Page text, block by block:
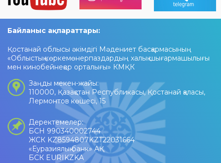
Байланыс ақпараттары:
Қостанай облысы әкімдігі Мәдениет басқармасының
«Облыстық көркемөнерпаздардың халық шығармашылығы
мен кинобейнеқор орталығы» КМҚК
Заңды мекен-жайы:
110000, Қазақстан Республикасы, Қостанай қаласы,
Лермонтов көшесі, 15
Деректемелер:
БСН 990340002744
ЖСК KZ8594807KZT22031664
«Еуразиялық банк» АҚ
БСК EURIKZKA